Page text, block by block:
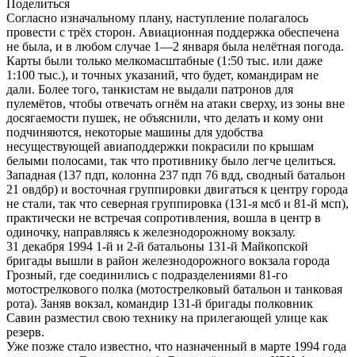
Поделиться
Согласно изначальному плану, наступление полагалось
провести с трёх сторон. Авиационная поддержка обеспечена
не была, и в любом случае 1—2 января была нелётная погода.
Карты были только мелкомасштабные (1:50 тыс. или даже
1:100 тыс.), и точных указаний, что будет, командирам не
дали. Более того, танкистам не выдали патронов для
пулемётов, чтобы отвечать огнём на атаки сверху, из зоны вне
досягаемости пушек, не объяснили, что делать и кому они
подчиняются, некоторые машины для удобства
несуществующей авиаподдержки покрасили по крышам
белыми полосами, так что противнику было легче целиться.
Западная (137 пдп, колонна 237 пдп 76 вдд, сводный батальон
21 овдбр) и восточная группировки двигаться к центру города
не стали, так что северная группировка (131-я мсб и 81-й мсп),
практически не встречая сопротивления, вошла в центр в
одиночку, направляясь к железнодорожному вокзалу.
31 декабря 1994 1-й и 2-й батальоны 131-й Майкопской
бригады вышли в район железнодорожного вокзала города
Грозный, где соединились с подразделениями 81-го
мотострелкового полка (мотострелковый батальон и танковая
рота). Заняв вокзал, командир 131-й бригады полковник
Савин разместил свою технику на прилегающей улице как
резерв.
Уже позже стало известно, что назначенный в марте 1994 года